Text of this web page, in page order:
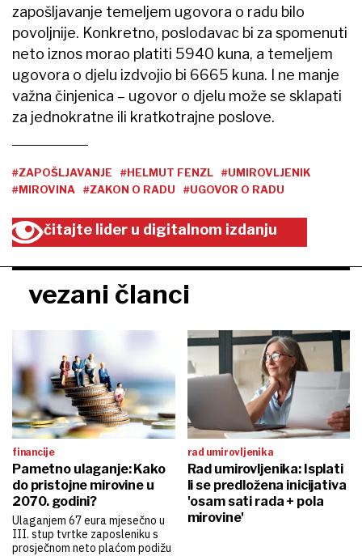
zapošljavanje temeljem ugovora o radu bilo
povoljnije. Konkretno, poslodavac bi za spomenuti
neto iznos morao platiti 5940 kuna, a temeljem
ugovora o djelu izdvojio bi 6665 kuna. I ne manje
važna činjenica – ugovor o djelu može se sklapati
za jednokratne ili kratkotrajne poslove.
#ZAPOŠLJAVANJE #HELMUT FENZL
#UMIROVLJENIK
#MIROVINA
#ZAKON O RADU #UGOVOR O RADU
čitajte lider u digitalnom izdanju
vezani članci
financije
Pametno ulaganje: Kako
do pristojne mirovine u
2070. godini?
Ulaganjem 67 eura mjesečno u
III. stup tvrtke zaposleniku s
prosječnom neto plaćom podižu
rad umirovljenika
Rad umirovljenika: Isplati
li se predložena inicijativa
'osam sati rada + pola
mirovine'